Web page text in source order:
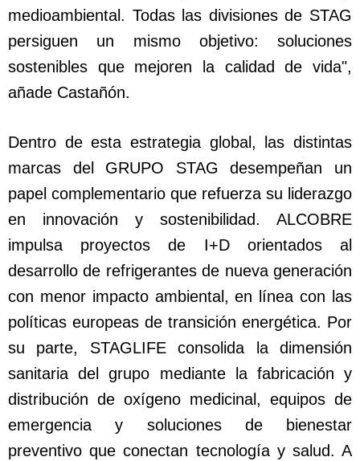
medioambiental. Todas las divisiones de STAG
persiguen un mismo objetivo: soluciones
sostenibles que mejoren la calidad de vida",
añade Castañón.
Dentro de esta estrategia global, las distintas
marcas del GRUPO STAG desempeñan un
papel complementario que refuerza su liderazgo
en innovación y sostenibilidad. ALCOBRE
impulsa proyectos de I+D orientados al
desarrollo de refrigerantes de nueva generación
con menor impacto ambiental, en línea con las
políticas europeas de transición energética. Por
su parte, STAGLIFE consolida la dimensión
sanitaria del grupo mediante la fabricación y
distribución de oxígeno medicinal, equipos de
emergencia y soluciones de bienestar
preventivo que conectan tecnología y salud. A